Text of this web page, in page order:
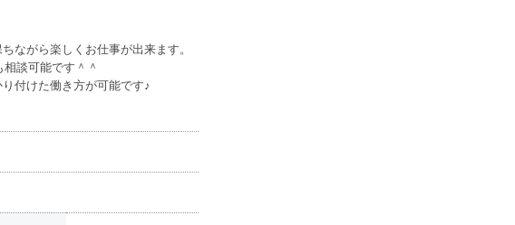
ながら楽しくお仕事が出来ます。
談可能です＾＾
付けた働き方が可能です♪